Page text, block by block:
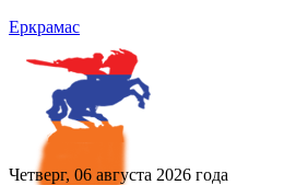
Еркрамас
Четверг, 06 августа 2026 года